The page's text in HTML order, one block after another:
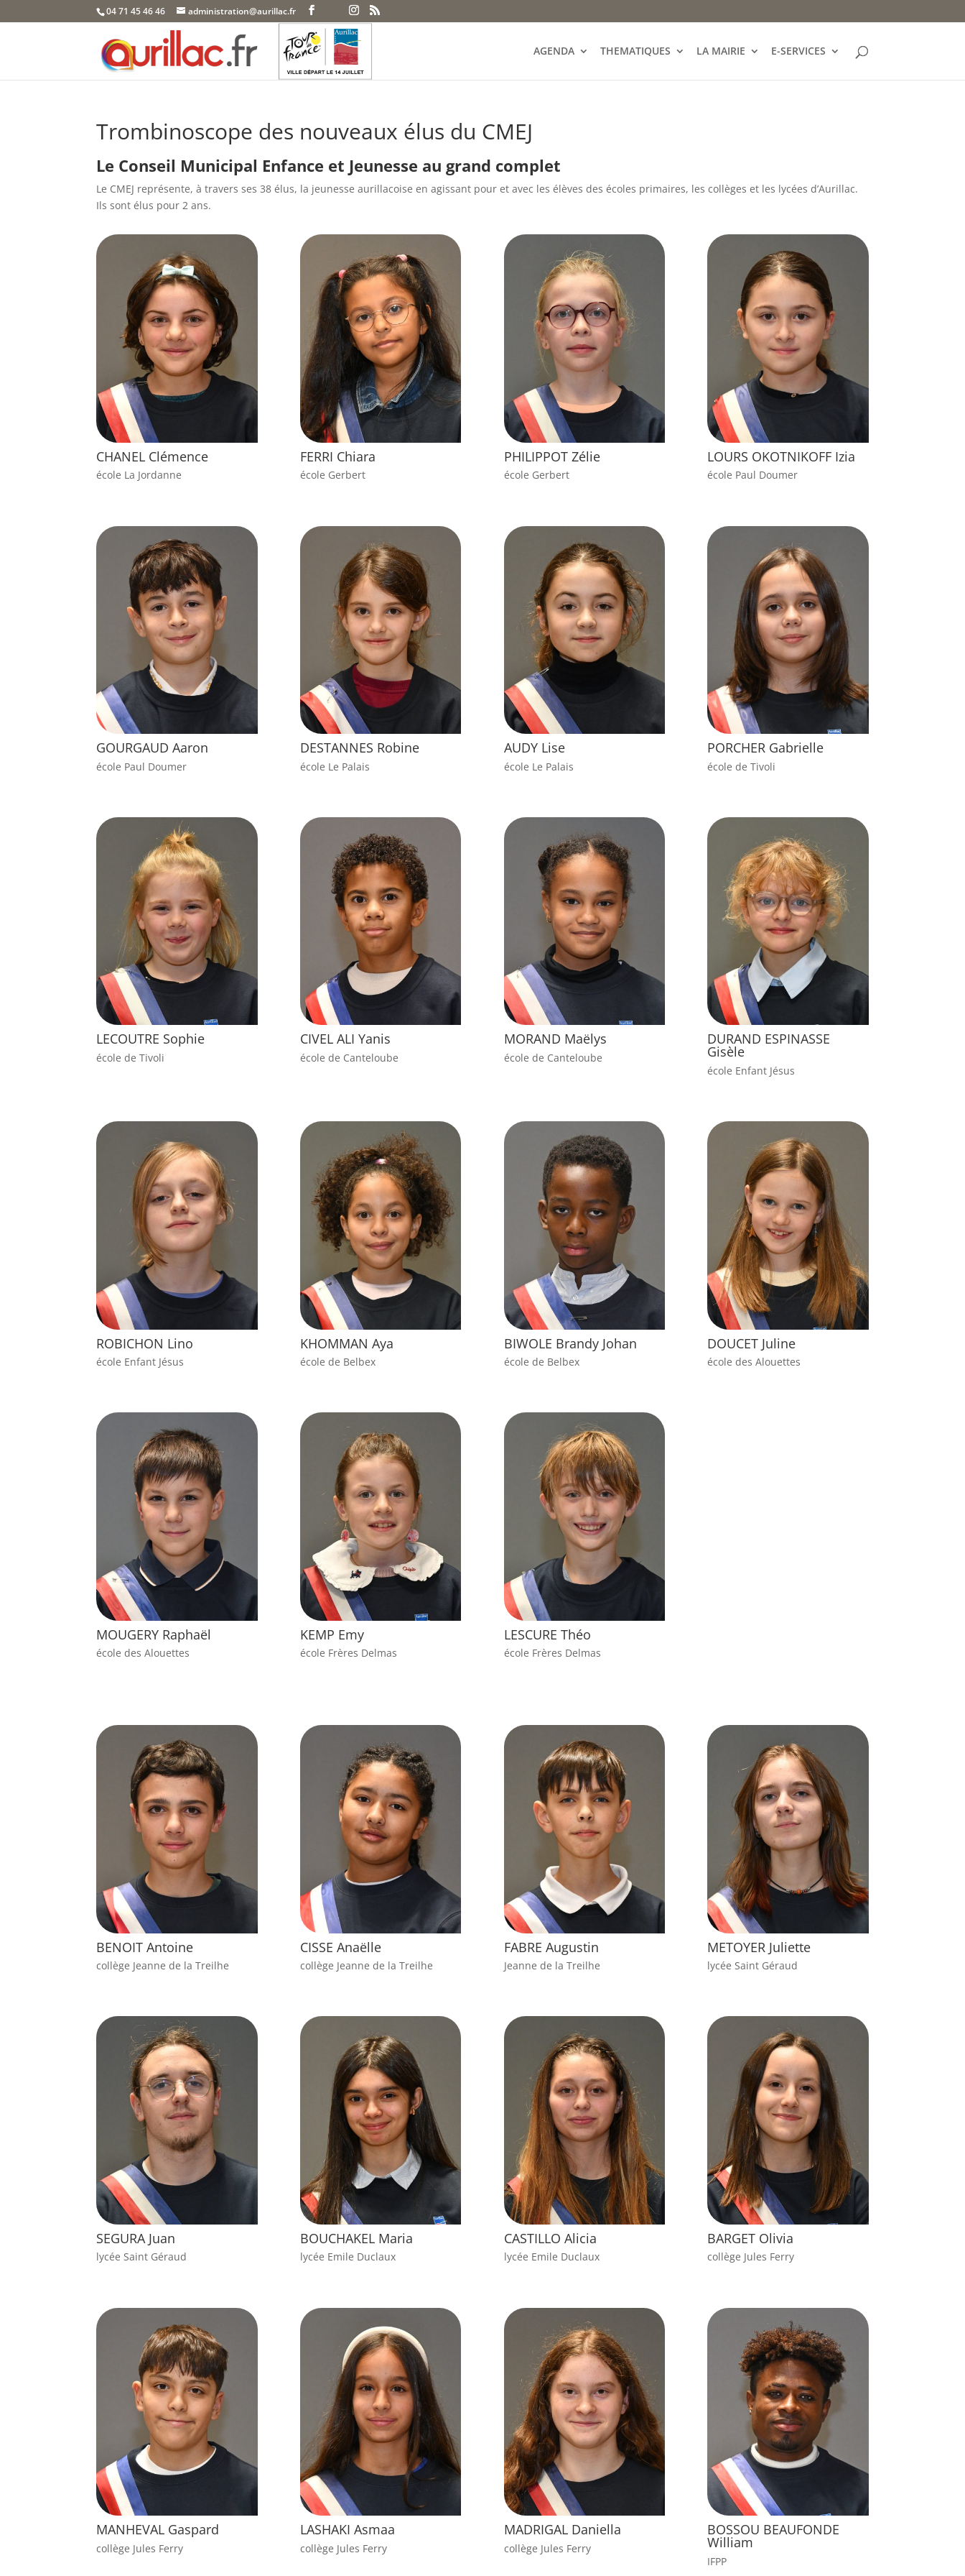
04 71 45 46 46 administration@aurillac.fr
AGENDA THEMATIQUES LA MAIRIE E-SERVICES
Trombinoscope des nouveaux élus du CMEJ
Le Conseil Municipal Enfance et Jeunesse au grand complet
Le CMEJ représente, à travers ses 38 élus, la jeunesse aurillacoise en agissant pour et avec les élèves des écoles primaires, les collèges et les lycées d’Aurillac.
Ils sont élus pour 2 ans.
CHANEL Clémence
école La Jordanne
FERRI Chiara
école Gerbert
PHILIPPOT Zélie
école Gerbert
LOURS OKOTNIKOFF Izia
école Paul Doumer
GOURGAUD Aaron
école Paul Doumer
DESTANNES Robine
école Le Palais
AUDY Lise
école Le Palais
PORCHER Gabrielle
école de Tivoli
LECOUTRE Sophie
école de Tivoli
CIVEL ALI Yanis
école de Canteloube
MORAND Maëlys
école de Canteloube
DURAND ESPINASSE
Gisèle
école Enfant Jésus
ROBICHON Lino
école Enfant Jésus
KHOMMAN Aya
école de Belbex
BIWOLE Brandy Johan
école de Belbex
DOUCET Juline
école des Alouettes
MOUGERY Raphaël
école des Alouettes
KEMP Emy
école Frères Delmas
LESCURE Théo
école Frères Delmas
BENOIT Antoine
collège Jeanne de la Treilhe
CISSE Anaëlle
collège Jeanne de la Treilhe
FABRE Augustin
Jeanne de la Treilhe
METOYER Juliette
lycée Saint Géraud
SEGURA Juan
lycée Saint Géraud
BOUCHAKEL Maria
lycée Emile Duclaux
CASTILLO Alicia
lycée Emile Duclaux
BARGET Olivia
collège Jules Ferry
MANHEVAL Gaspard
collège Jules Ferry
LASHAKI Asmaa
collège Jules Ferry
MADRIGAL Daniella
collège Jules Ferry
BOSSOU BEAUFONDE
William
IFPP